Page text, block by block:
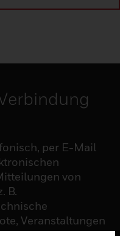
per E-Mail
von
B.
Veranstaltungen